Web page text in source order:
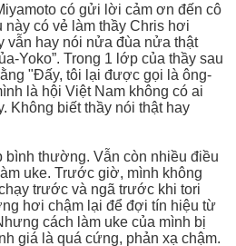
có gửi lời cảm ơn đến cô
này có vẻ làm thầy Chris hơi
vẫn hay nói nửa đùa nửa thật
Yoko”. Trong 1 lớp của thầy sau
"Đấy, tôi lại được gọi là ông-
là hội Việt Nam không có ai
Không biết thầy nói thật hay
bình thường. Vẫn còn nhiều điều
uke. Trước giờ, mình không
trước và ngã trước khi tori
hơi chậm lại để đợi tín hiệu từ
cách làm uke của mình bị
giá là quá cứng, phản xạ chậm.